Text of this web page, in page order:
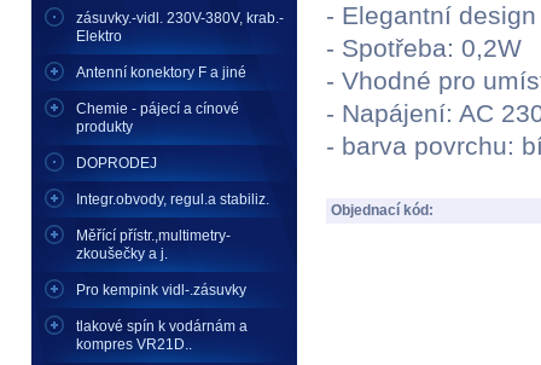
zásuvky.-vidl. 230V-380V, krab.-
Elektro
Antenní konektory F a jiné
Chemie - pájecí a cínové
produkty
DOPRODEJ
Integr.obvody, regul.a stabiliz.
Měřící přístr.,multimetry-
zkoušečky a j.
Pro kempink vidl-.zásuvky
tlakové spín k vodárnám a
kompres VR21D..
- Elegantní design
- Spotřeba: 0,2W
- Vhodné pro
- Napájení: AC
- barva povrchu:
Objednací kód: